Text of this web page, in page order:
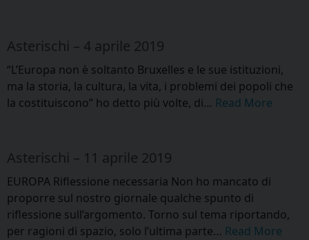
Asterischi – 4 aprile 2019
“L’Europa non è soltanto Bruxelles e le sue istituzioni,
ma la storia, la cultura, la vita, i problemi dei popoli che
la costituiscono” ho detto più volte, di… Read More
Asterischi – 11 aprile 2019
EUROPA Riflessione necessaria Non ho mancato di
proporre sul nostro giornale qualche spunto di
riflessione sull’argomento. Torno sul tema riportando,
per ragioni di spazio, solo l’ultima parte… Read More